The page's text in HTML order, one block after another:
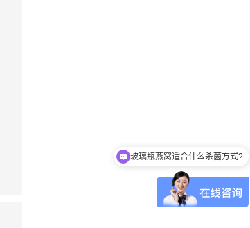
八宝粥适合什么杀菌方式?